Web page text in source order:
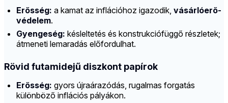
Erősség: a kamat az inflációhoz igazodik, vásárlóerő-
védelem.
Gyengeség: késleltetés és konstrukciófüggő részletek;
átmeneti lemaradás előfordulhat.
Rövid futamidejű diszkont papírok
Erősség: gyors újraárazódás, rugalmas forgatás
különböző inflációs pályákon.